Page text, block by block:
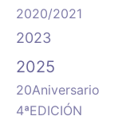
2020/2021
2023
2025
20Aniversario
4ªEDICIÓN